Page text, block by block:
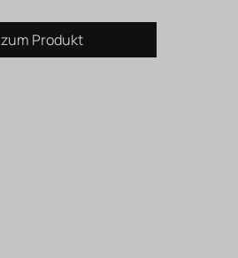
zum Produkt